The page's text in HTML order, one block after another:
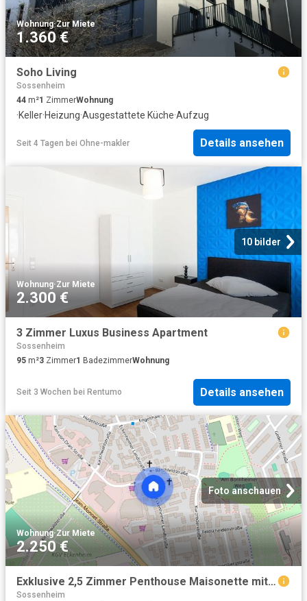
Wohnung·Zur Miete
1.360 €
Soho Living
Sossenheim
44 m²1 ZimmerWohnung
·Keller·Heizung·Ausgestattete Küche·Aufzug
Seit 4 Tagen bei Ohne-makler Details ansehen
10 bilder
Wohnung·Zur Miete
2.300 €
3 Zimmer Luxus Business Apartment
Sossenheim
95 m²3 Zimmer1 BadezimmerWohnung
Seit 3 Wochen bei Rentumo Details ansehen
Foto anschauen
Wohnung·Zur Miete
2.250 €
Exklusive 2,5 Zimmer Penthouse Maisonette mit Dachterrasse & Stellplatz in Frankfurt Preungesheim
Sossenheim